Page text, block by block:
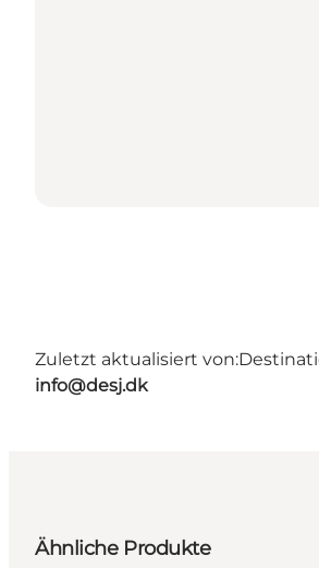
Zuletzt aktualisiert von:
info@desj.dk
Ähnliche Produkte